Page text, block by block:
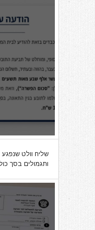
שליח וולט שנפגע
ותגמולים בסך כולל של